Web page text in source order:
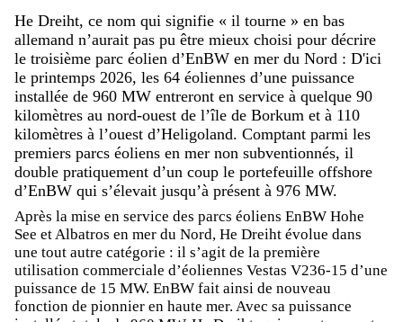
He Dreiht, ce nom qui signifie « il tourne » en bas
allemand n’aurait pas pu être mieux choisi pour décrire
le troisième parc éolien d’EnBW en mer du Nord : D'ici
le printemps 2026, les 64 éoliennes d’une puissance
installée de 960 MW entreront en service à quelque 90
kilomètres au nord-ouest de l’île de Borkum et à 110
kilomètres à l’ouest d’Heligoland. Comptant parmi les
premiers parcs éoliens en mer non subventionnés, il
double pratiquement d’un coup le portefeuille offshore
d’EnBW qui s’élevait jusqu’à présent à 976 MW.
Après la mise en service des parcs éoliens EnBW Hohe
See et Albatros en mer du Nord, He Dreiht évolue dans
une tout autre catégorie : il s’agit de la première
utilisation commerciale d’éoliennes Vestas V236-15 d’une
puissance de 15 MW. EnBW fait ainsi de nouveau
fonction de pionnier en haute mer. Avec sa puissance